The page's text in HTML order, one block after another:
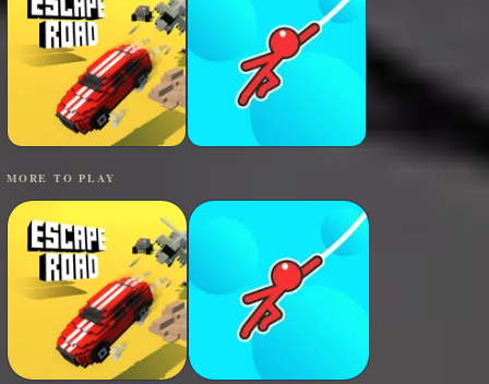
MORE TO PLAY